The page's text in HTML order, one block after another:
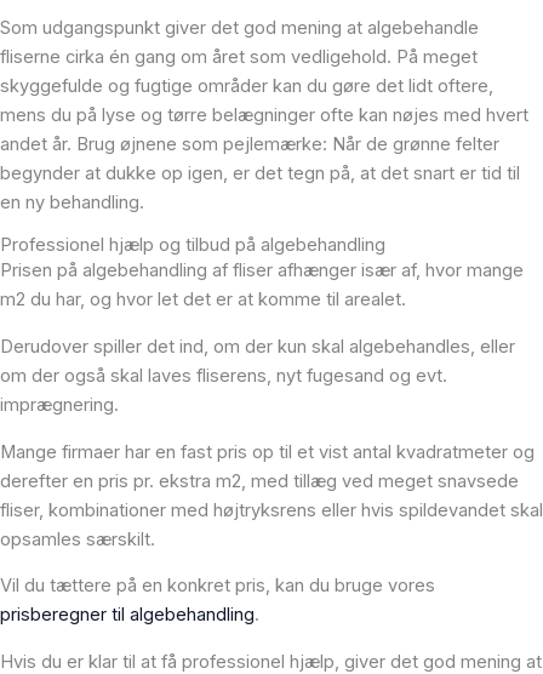
Som udgangspunkt giver det god mening at algebehandle
fliserne cirka én gang om året som vedligehold. På meget
skyggefulde og fugtige områder kan du gøre det lidt oftere,
mens du på lyse og tørre belægninger ofte kan nøjes med hvert
andet år. Brug øjnene som pejlemærke: Når de grønne felter
begynder at dukke op igen, er det tegn på, at det snart er tid til
en ny behandling.
Professionel hjælp og tilbud på algebehandling
Prisen på algebehandling af fliser afhænger især af, hvor mange
m2 du har, og hvor let det er at komme til arealet.
Derudover spiller det ind, om der kun skal algebehandles, eller
om der også skal laves fliserens, nyt fugesand og evt.
imprægnering.
Mange firmaer har en fast pris op til et vist antal kvadratmeter og
derefter en pris pr. ekstra m2, med tillæg ved meget snavsede
fliser, kombinationer med højtryksrens eller hvis spildevandet skal
opsamles særskilt.
Vil du tættere på en konkret pris, kan du bruge vores
prisberegner til algebehandling.
Hvis du er klar til at få professionel hjælp, giver det god mening at